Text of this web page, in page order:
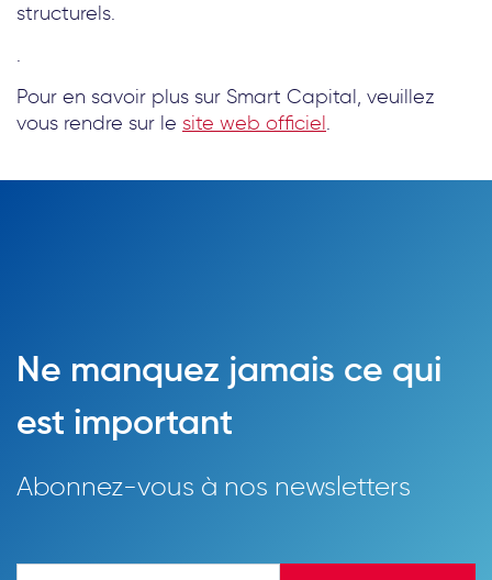
structurels.
.
Pour en savoir plus sur Smart Capital, veuillez
vous rendre sur le site web officiel.
Ne manquez jamais ce qui
est important
Abonnez-vous à nos newsletters